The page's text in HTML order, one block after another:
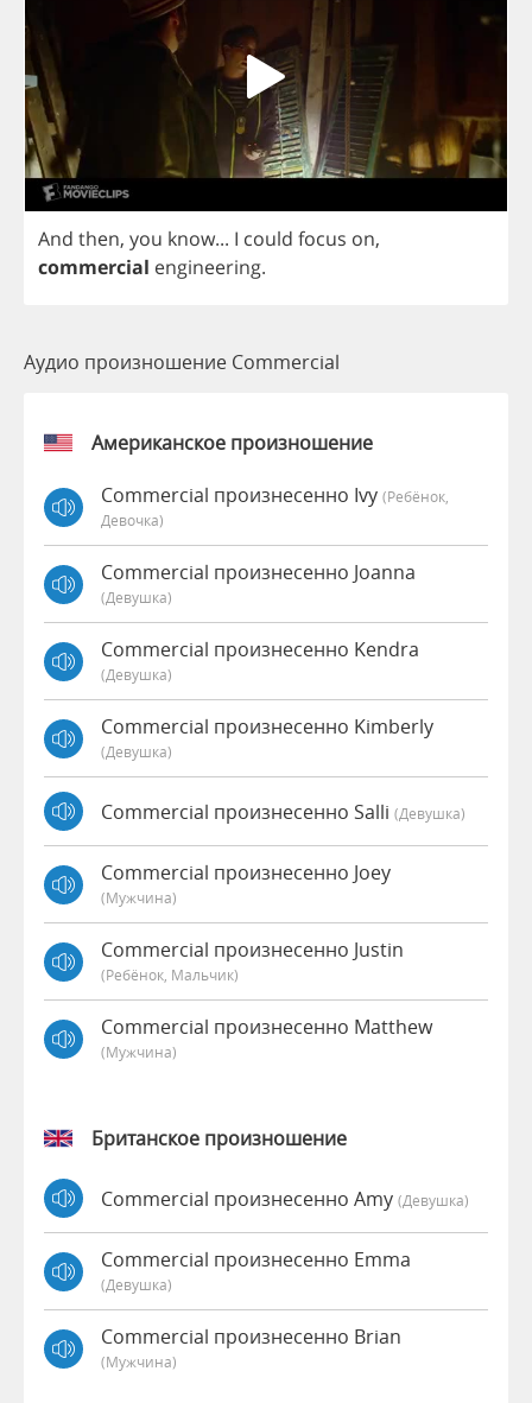
And then, you know... I could focus on,
commercial engineering.
Аудио произношение Commercial
Американское произношение
Commercial произнесенно Ivy (Ребёнок,
Девочка)
Commercial произнесенно Joanna
(девушка)
Commercial произнесенно Kendra
(девушка)
Commercial произнесенно Kimberly
(девушка)
Commercial произнесенно Salli (девушка)
Commercial произнесенно Joey
(мужчина)
Commercial произнесенно Justin
(Ребёнок, Мальчик)
Commercial произнесенно Matthew
(мужчина)
Британское произношение
Commercial произнесенно Amy (девушка)
Commercial произнесенно Emma
(девушка)
Commercial произнесенно Brian
(мужчина)